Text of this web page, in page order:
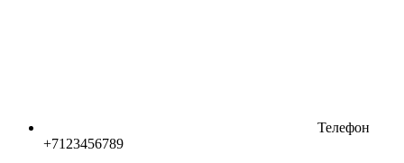
Телефон
+7123456789